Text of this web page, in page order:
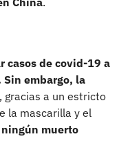
casos de covid-19 a
embargo, la
, gracias a un estricto
la mascarilla y el
muerto